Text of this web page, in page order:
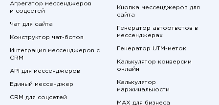
Агрегатор мессенджеров
и соцсетей
Чат для сайта
Конструктор чат-ботов
Интеграция мессенджеров с
CRM
API для мессенджеров
Единый мессенджер
CRM для соцсетей
Кнопка мессенджеров для
сайта
Генератор автоответов в
мессенджерах
Генератор UTM-меток
Калькулятор конверсии
онлайн
Калькулятор
маржинальности
MAX для бизнеса